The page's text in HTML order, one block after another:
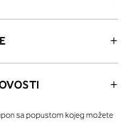
sa popustom kojeg možete